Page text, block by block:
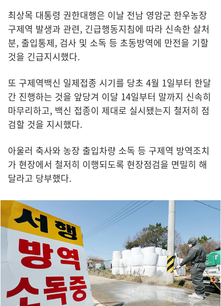
최상목 대통령 권한대행은 이날 전남 영암군 한우농장
구제역 발생과 관련, 긴급행동지침에 따라 신속한 살처
분, 출입통제, 검사 및 소독 등 초동방역에 만전을 기할
것을 긴급지시했다.
또 구제역백신 일제접종 시기를 당초 4월 1일부터 한달
간 진행하는 것을 앞당겨 이달 14일부터 말까지 신속히
마무리하고, 백신 접종이 제대로 실시됐는지 철저히 점
검할 것을 지시했다.
아울러 축사와 농장 출입차량 소독 등 구제역 방역조치
가 현장에서 철저히 이행되도록 현장점검을 면밀히 해
달라고 당부했다.